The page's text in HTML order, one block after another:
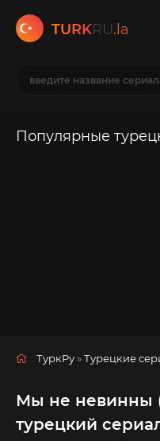
TURKRU.la
Популярные
ТуркРу »Турецкие
Мы не невинны
турецкий